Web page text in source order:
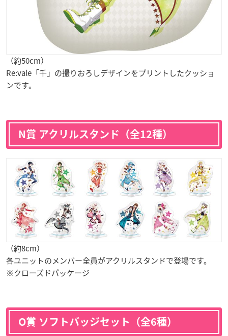
（約50cm）
Re:vale「千」の撮りおろしデザインをプリントしたクッショ
ンです。
N賞 アクリルスタンド（全12種）
（約8cm）
各ユニットのメンバー全員がアクリルスタンドで登場です。
※クローズドパッケージ
O賞 ソフトバッジセット（全6種）